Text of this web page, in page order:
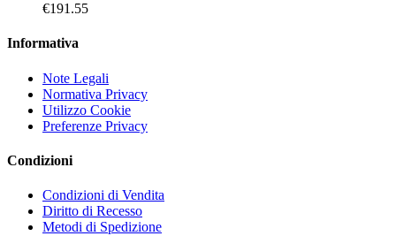
€191.55
Informativa
Note Legali
Normativa Privacy
Utilizzo Cookie
Preferenze Privacy
Condizioni
Condizioni di Vendita
Diritto di Recesso
Metodi di Spedizione